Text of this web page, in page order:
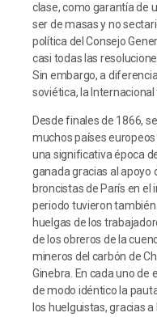
clase, como garantía de
ser de masas y no
política del Consejo
casi todas las
Sin embargo, a
soviética, la
Desde finales de 1866,
muchos países
una significativa época
ganada gracias al apoyo
broncistas de París en el
periodo tuvieron
huelgas de los
de los obreros de la
mineros del carbón de
Ginebra. En cada uno
de modo idéntico la
los huelguistas, gracias